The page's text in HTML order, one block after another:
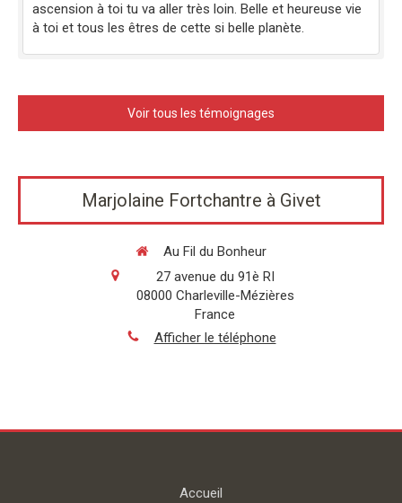
ascension à toi tu va aller très loin. Belle et heureuse vie
à toi et tous les êtres de cette si belle planète.
Voir tous les témoignages
Marjolaine Fortchantre à Givet
Au Fil du Bonheur
27 avenue du 91è RI
08000 Charleville-Mézières
France
Afficher le téléphone
Accueil